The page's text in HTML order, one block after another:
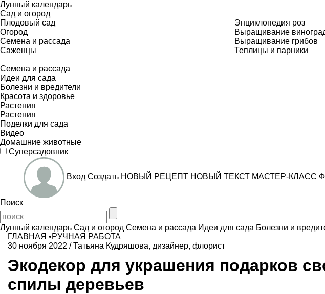
Лунный календарь
Сад и огород
Плодовый сад
Огород
Семена и рассада
Саженцы
Энциклопедия роз
Выращивание
Выращивание грибов
Теплицы и парники
Семена и рассада
Идеи для сада
Болезни и вредители
Красота и здоровье
Растения
Растения
Поделки для сада
Видео
Домашние животные
Суперсадовник
Вход Создать НОВЫЙ РЕЦЕПТ НОВЫЙ ТЕКСТ МАСТЕР-КЛАСС
Поиск
Лунный календарь Сад и огород Семена и рассада Идеи для сада Болезни и
ГЛАВНАЯ •РУЧНАЯ РАБОТА
30 ноября 2022 /Татьяна Кудряшова, дизайнер, флорист
Экодекор для украшения подарков
спилы деревьев